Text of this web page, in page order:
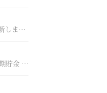
営農だより「水稲情報」を更新しました！
【ご案内】合併25周年記念定期貯金 販売終了のお知らせ